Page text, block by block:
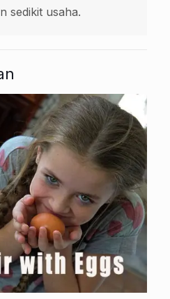
sedikit usaha.